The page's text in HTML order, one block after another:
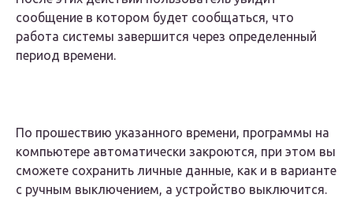
сообщение в котором будет сообщаться, что
работа системы завершится через определенный
период времени.
По прошествию указанного времени, программы на
компьютере автоматически закроются, при этом вы
сможете сохранить личные данные, как и в варианте
с ручным выключением, а устройство выключится.